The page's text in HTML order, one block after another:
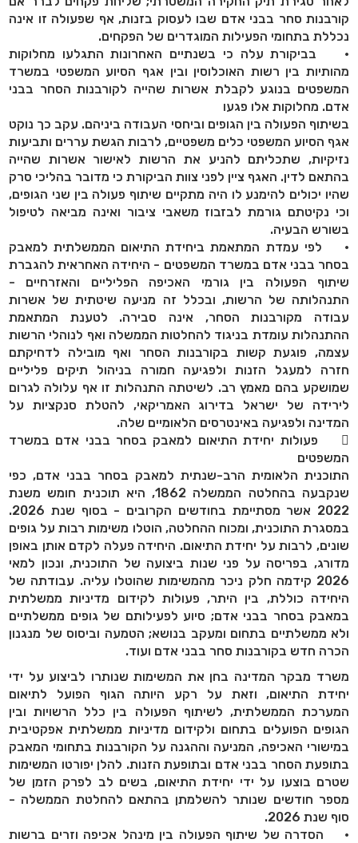
קורבנות סחר בבני אדם שבו לעסוק בזנות, אף שפעולה זו אינה
נכללת בתחומי הפעילות המוגדרים של הפקחים.
• בביקורת עלה כי בשנתיים האחרונות התגלעו מחלוקות
מהותיות בין רשות האוכלוסין ובין אגף הסיוע המשפטי במשרד
המשפטים בנוגע לקבלת אשרות שהייה לקורבנות הסחר בבני
אדם. מחלוקות אלו פגעו
בשיתוף הפעולה בין הגופים וביחסי העבודה ביניהם. עקב כך נוקט
אגף הסיוע המשפטי כלים משפטיים, לרבות הגשת עררים ותביעות
נזיקיות, שתכליתם להניע את הרשות לאישור אשרות שהייה
בהתאם לדין. האגף ציין לפני צוות הביקורת כי מדובר בהליכי סרק
שהיו יכולים להימנע לו היה מתקיים שיתוף פעולה בין שני הגופים,
וכי נקיטתם גורמת לבזבוז משאבי ציבור ואינה מביאה לטיפול
בשורש הבעיה.
• לפי עמדת המתאמת ביחידת התיאום הממשלתית למאבק
בסחר בבני אדם במשרד המשפטים - היחידה האחראית להגברת
שיתוף הפעולה בין גורמי האכיפה הפליליים והאזרחיים -
התנהלותה של הרשות, ובכלל זה מניעה שיטתית של אשרות
עבודה מקורבנות הסחר, אינה סבירה. לטענת המתאמת
ההתנהלות עומדת בניגוד להחלטות הממשלה ואף לנוהלי הרשות
עצמה, פוגעת קשות בקורבנות הסחר ואף מובילה לדחיקתם
חזרה למעגל הזנות ולפגיעה חמורה בניהול תיקים פליליים
שמושקע בהם מאמץ רב. לשיטתה התנהלות זו אף עלולה לגרום
לירידה של ישראל בדירוג האמריקאי, להטלת סנקציות על
המדינה ולפגיעה באינטרסים הלאומיים שלה.
 פעולות יחידת התיאום למאבק בסחר בבני אדם במשרד
המשפטים
התוכנית הלאומית הרב-שנתית למאבק בסחר בבני אדם, כפי
שנקבעה בהחלטה הממשלה 1862, היא תוכנית חומש משנת
2022 אשר מסתיימת בחודשים הקרובים - בסוף שנת 2026.
במסגרת התוכנית, ומכוח ההחלטה, הוטלו משימות רבות על גופים
שונים, לרבות על יחידת התיאום. היחידה פעלה לקדם אותן באופן
מדורג, בפריסה על פני שנות ביצועה של התוכנית, ונכון למאי
2026 קידמה חלק ניכר מהמשימות שהוטלו עליה. עבודתה של
היחידה כוללת, בין היתר, פעולות לקידום מדיניות ממשלתית
במאבק בסחר בבני אדם; סיוע לפעילותם של גופים ממשלתיים
ולא ממשלתיים בתחום ומעקב בנושא; הטמעה וביסוס של מנגנון
הכרה חדש בקורבנות סחר בבני אדם ועוד.
משרד מבקר המדינה בחן את המשימות שנותרו לביצוע על ידי
יחידת התיאום, וזאת על רקע היותה הגוף הפועל לתיאום
המערכת הממשלתית, לשיתוף הפעולה בין כלל הרשויות ובין
הגופים הפועלים בתחום ולקידום מדיניות ממשלתית אפקטיבית
במישורי האכיפה, המניעה וההגנה על הקורבנות בתחומי המאבק
בתופעת הסחר בבני אדם ובתופעת הזנות. להלן יפורטו המשימות
שטרם בוצעו על ידי יחידת התיאום, בשים לב לפרק הזמן של
מספר חודשים שנותר להשלמתן בהתאם להחלטת הממשלה -
סוף שנת 2026.
• הסדרה של שיתוף הפעולה בין מינהל אכיפה וזרים ברשות